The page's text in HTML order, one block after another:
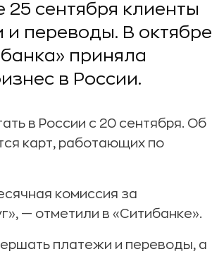
25 сентября клиенты
и переводы. В октябре
приняла
в России.
в России с 20 сентября. Об
карт, работающих по
комиссия за
— отметили в «Ситибанке».
платежи и переводы, а